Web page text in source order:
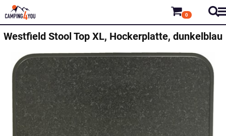
0
Westfield Stool Top XL, Hockerplatte, dunkelblau